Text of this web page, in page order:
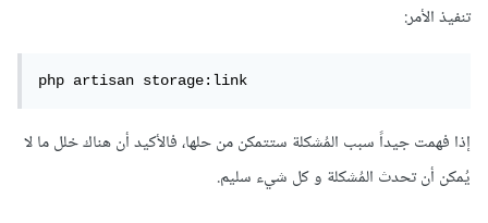
تنفيذ الأمر:
php artisan storage:link
إذا فهمت جيداً سبب المُشكلة ستتمكن من حلها، فالأكيد أن هناك خلل ما لا
يُمكن أن تحدث المُشكلة و كل شيء سليم.